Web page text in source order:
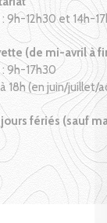
9h-12h30 et 14h-
(de mi-avril à
9h-17h30
18h (en juin/juillet/
fériés (sauf